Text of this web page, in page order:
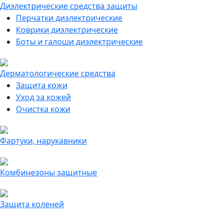
Диэлектрические средства защиты
Перчатки диэлектрические
Коврики диэлектрические
Боты и галоши диэлектрические
Дерматологические средства
Защита кожи
Уход за кожей
Очистка кожи
Фартуки, нарукавники
Комбинезоны защитные
Защита коленей